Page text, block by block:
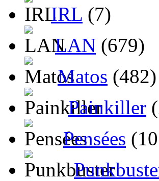
IRL (7)
LAN (679)
Matos (482)
Painkiller
Pensées